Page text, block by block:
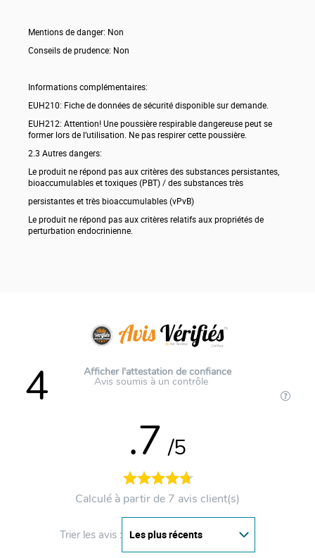
Mentions de danger: Non
Conseils de prudence: Non
Informations complémentaires:
EUH210: Fiche de données de sécurité disponible sur demande.
EUH212: Attention! Une poussière respirable dangereuse peut se
former lors de l’utilisation. Ne pas respirer cette poussière.
2.3 Autres dangers:
Le produit ne répond pas aux critères des substances persistantes,
bioaccumulables et toxiques (PBT) / des substances très
persistantes et très bioaccumulables (vPvB)
Le produit ne répond pas aux critères relatifs aux propriétés de
perturbation endocrinienne.
Afficher l'attestation de confiance
Avis soumis à un contrôle
4
.7 /5
Calculé à partir de 7 avis client(s)
Trier les avis :